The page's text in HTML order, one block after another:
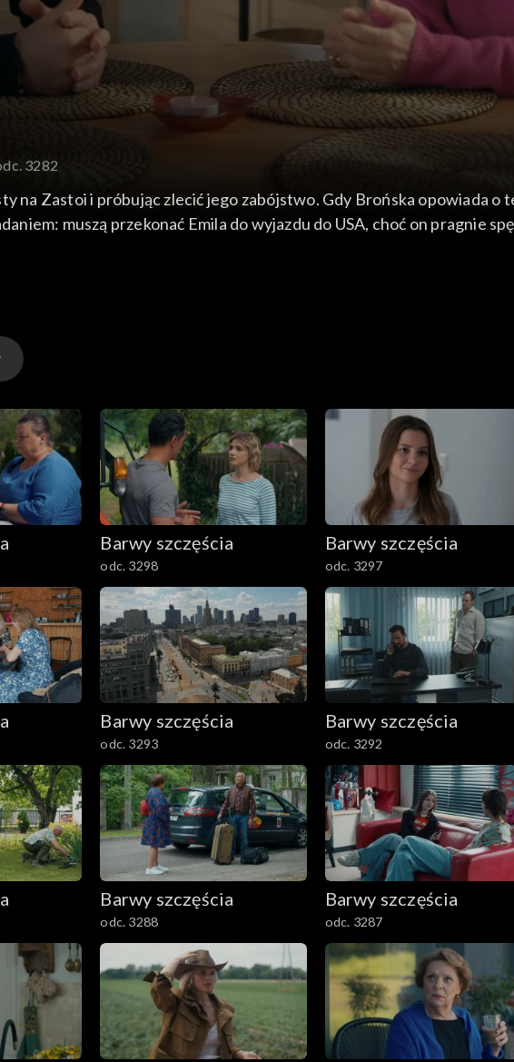
3282
na Zastoi i próbując zlecić jego zabójstwo. Gdy Brońska opowiada o
muszą przekonać Emila do wyjazdu do USA, choć on pragnie
Barwy szczęścia
odc. 3298
Barwy szczęścia
odc. 3297
Barwy szczęścia
odc. 3293
Barwy szczęścia
odc. 3292
Barwy szczęścia
odc. 3288
Barwy szczęścia
odc. 3287